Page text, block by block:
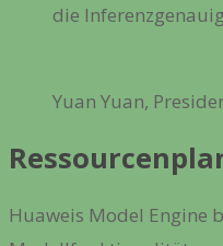
die
Yuan Yuan,
Huaweis Model Engine